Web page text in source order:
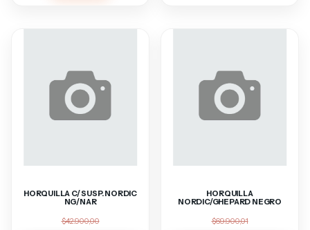
HORQUILLA C/ SUSP. NORDIC
NG/NAR
$42.900,00
HORQUILLA
NORDIC/GHEPARD NEGRO
$69.900,01